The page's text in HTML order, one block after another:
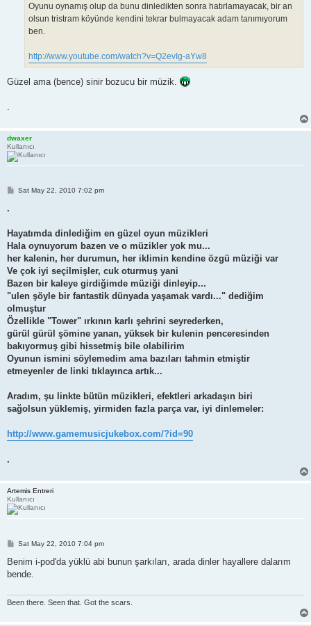
Oyunu oynamış olup da bunu dinledikten sonra hatırlamayacak, bir an
olsun tristram köyünde kendini tekrar bulmayacak adam tanımıyorum
ben.
http://www.youtube.com/watch?v=Q2evIg-aYw8
Güzel ama (bence) sinir bozucu bir müzik.
dwaxer
Kullanıcı
PSat May 22, 2010 7:02 pm
.
Hayatımda dinlediğim en güzel oyun müzikleri
Hala oynuyorum bazen ve o müzikler yok mu...
her kalenin, her durumun, her iklimin kendine özgü müziği var
Ve çok iyi seçilmişler, cuk oturmuş yani
Bazen bir kaleye girdiğimde müziği dinleyip...
"ulen şöyle bir fantastik dünyada yaşamak vardı..." dediğim
olmuştur
Özellikle "Tower" ırkının karlı şehrini seyrederken,
gürül gürül şömine yanan, yüksek bir kulenin penceresinden
bakıyormuş gibi hissetmiş bile olabilirim
Oyunun ismini söylemedim ama bazıları tahmin etmiştir
etmeyenler de linki tıklayınca artık...
Aradım, şu linkte bütün müzikleri, efektleri arkadaşın biri
sağolsun yüklemiş, yirmiden fazla parça var, iyi dinlemeler:
http://www.gamemusicjukebox.com/?id=90
.
Artemis Entreri
Kullanıcı
P
s
Sat May 22, 2010 7:04 pm
Benim i-pod'da yüklü abi bunun şarkıları, arada dinler hayallere dalarım
bende.
Been there. Seen that. Got the scars.